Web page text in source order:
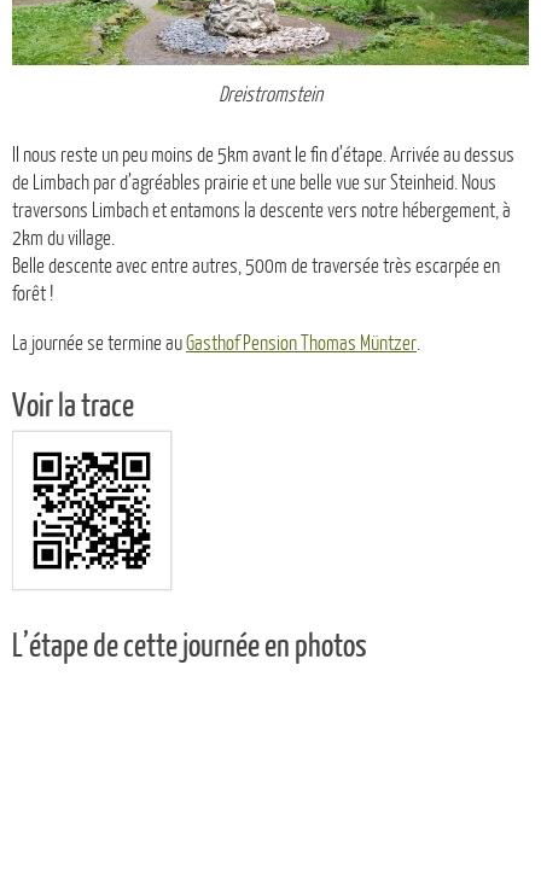
Dreistromstein
Il nous reste un peu moins de 5km avant le fin d’étape. Arrivée au dessus
de Limbach par d’agréables prairie et une belle vue sur Steinheid. Nous
traversons Limbach et entamons la descente vers notre hébergement, à
2km du village.
Belle descente avec entre autres, 500m de traversée très escarpée en
forêt !
La journée se termine auGasthof Pension Thomas Müntzer.
Voir la trace
L’étape de cette journée en photos